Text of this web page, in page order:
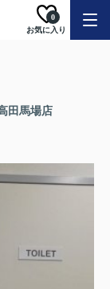
お気に入り
0
田馬場店